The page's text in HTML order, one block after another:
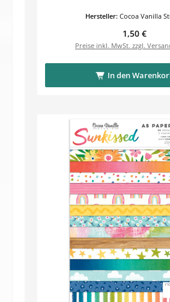
Hersteller: Cocoa Vanilla
Regulärer
1,50 €
Preise inkl. MwSt. zzgl.
In den